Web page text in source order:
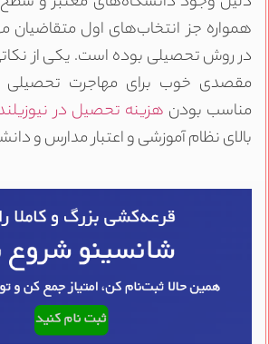
جز انتخاب‌های اول متقاضیان
روش تحصیلی بوده است. یکی از نکاتی
خوب برای مهاجرت تحصیلی
بودنهزینه تحصیل در نیوزیلند
نظام آموزشی و اعتبار مدارس و